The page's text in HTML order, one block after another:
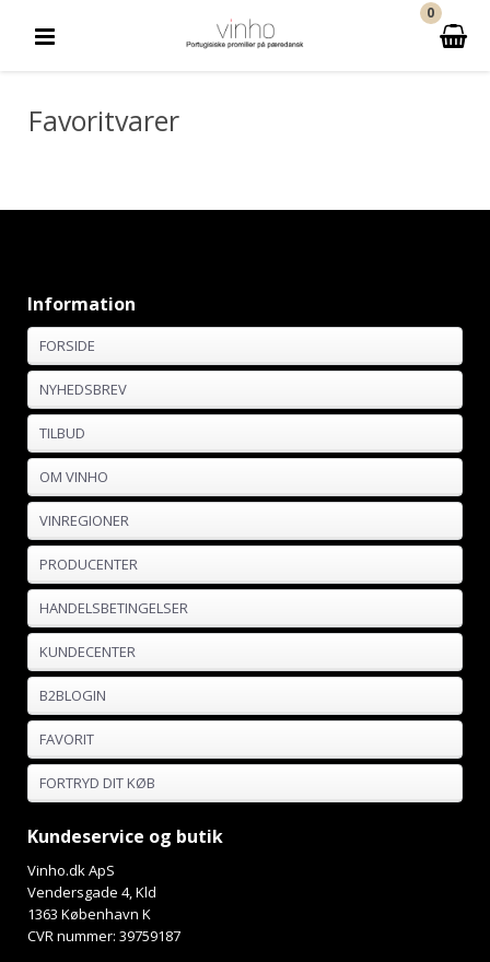
0
Favoritvarer
Information
FORSIDE
NYHEDSBREV
TILBUD
OM VINHO
VINREGIONER
PRODUCENTER
HANDELSBETINGELSER
KUNDECENTER
B2BLOGIN
FAVORIT
FORTRYD DIT KØB
Kundeservice og butik
Vinho.dk ApS
Vendersgade 4, Kld
1363 København K
CVR nummer: 39759187